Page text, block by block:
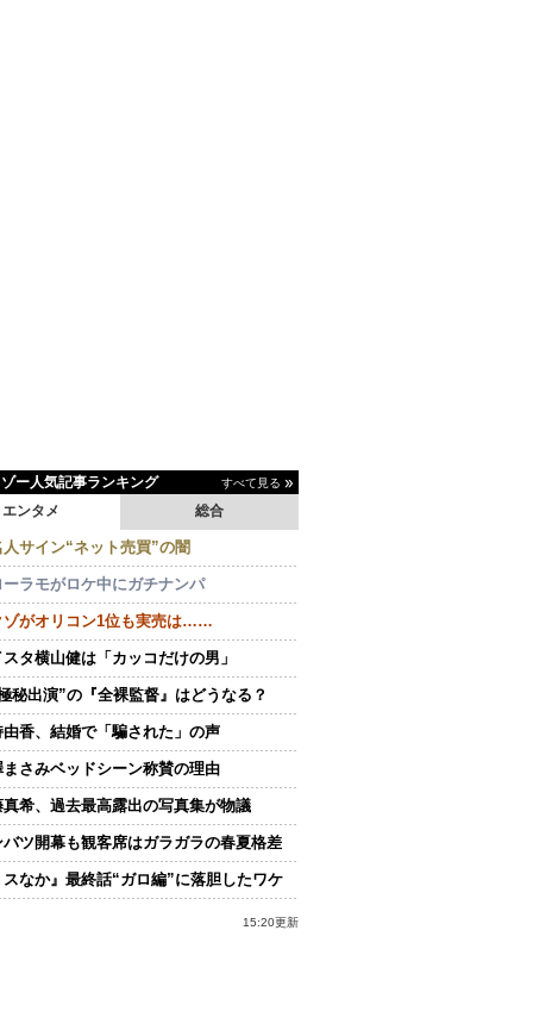
ー人気記事ランキング すべて見る
エンタメ 総合
人サイン“ネット売買”の闇
ーラモがロケ中にガチナンパ
ゾがオリコン1位も実売は……
タ横山健は「カッコだけの男」
秘出演”の『全裸監督』はどうなる？
由香、結婚で「騙された」の声
まさみベッドシーン称賛の理由
真希、過去最高露出の写真集が物議
バツ開幕も観客席はガラガラの春夏格差
スなか』最終話“ガロ編”に落胆したワケ
15:20更新